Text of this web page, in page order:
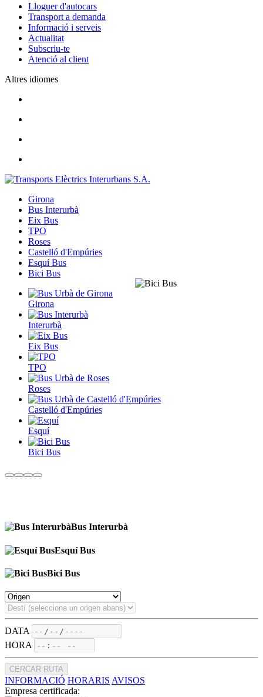
Lloguer d'autocars
Transport a demanda
Informació i serveis
Actualitat
Subscriu-te
Atenció al client
Altres idiomes
Girona
Bus Interurbà
Eix Bus
TPO
Roses
Castelló d'Empúries
Esquí Bus
Bici Bus
Girona
Interurbà
Eix Bus
TPO
Roses
Castelló d'Empúries
Esquí
Bici Bus
Bus Interurbà
Esquí Bus
Bici Bus
DATA
HORA
CERCAR RUTA
INFORMACIÓ HORARIS AVISOS
Empresa certificada: